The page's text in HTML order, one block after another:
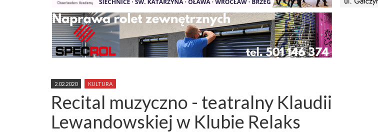
2.02.2020 KULTURA
Recital muzyczno - teatralny Klaudii
Lewandowskiej w Klubie Relaks